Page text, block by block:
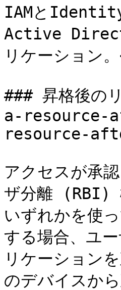
IAMと
Active
リケーショ
### 昇格後の
a-
resource-
アクセスが承
ザ分離 (RBI)
いずれかを使
する場合、ユ
リケーション
のデバイスか